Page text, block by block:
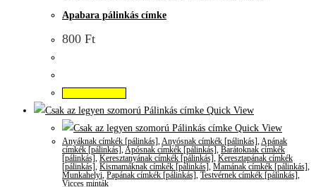
Apabara pálinkás címke
800 Ft
Quick View
Quick View
Anyáknak címkék [pálinkás],Anyósnak címkék [pálinkás],Apának
címkék [pálinkás],Apósnak címkék [pálinkás], Barátoknak címkék
[pálinkás], Keresztanyának címkék [pálinkás], Keresztapának címkék
[pálinkás], Kismamáknak címkék [pálinkás], Mamának címkék [pálinkás],
Munkahelyi, Papának címkék [pálinkás], Testvérnek címkék [pálinkás],
Vicces minták